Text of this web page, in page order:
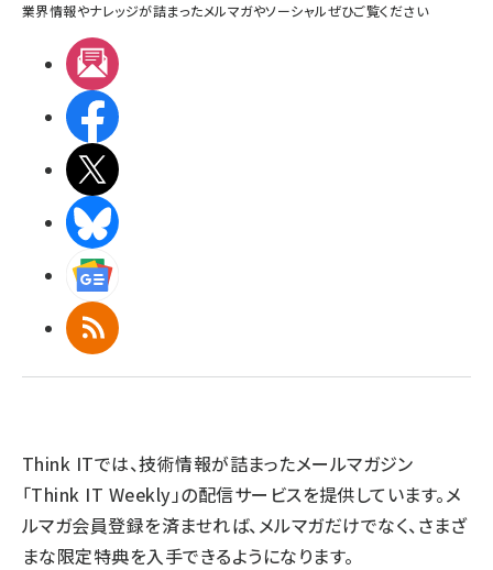
業界情報やナレッジが詰まったメルマガやソーシャルぜひご覧ください
RSS
Think ITでは、技術情報が詰まったメールマガジン
「Think IT Weekly」の配信サービスを提供しています。メ
ルマガ会員登録を済ませれば、メルマガだけでなく、さまざ
まな限定特典を入手できるようになります。